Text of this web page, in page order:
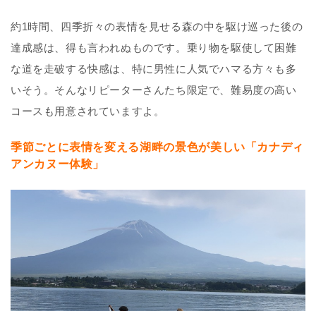
約1時間、四季折々の表情を見せる森の中を駆け巡った後の
達成感は、得も言われぬものです。乗り物を駆使して困難
な道を走破する快感は、特に男性に人気でハマる方々も多
いそう。そんなリピーターさんたち限定で、難易度の高い
コースも用意されていますよ。
季節ごとに表情を変える湖畔の景色が美しい「カナディ
アンカヌー体験」